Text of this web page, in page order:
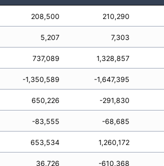
208,500 210,290
5,207 7,303
737,089 1,328,857
-1,350,589 -1,647,395
650,226 -291,830
-83,555 -68,685
653,534 1,260,172
36,726 -610,368